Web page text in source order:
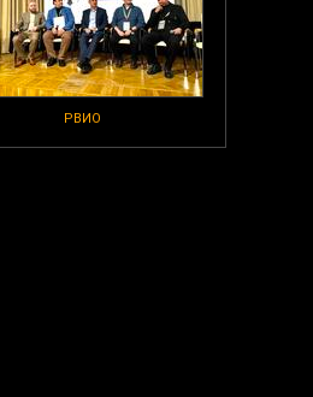
РВИО